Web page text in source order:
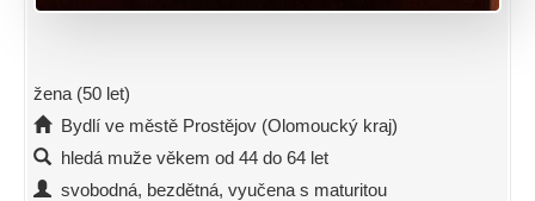
žena (50 let)
Bydlí ve městě Prostějov (Olomoucký kraj)
hledá muže věkem od 44 do 64 let
svobodná, bezdětná, vyučena s maturitou